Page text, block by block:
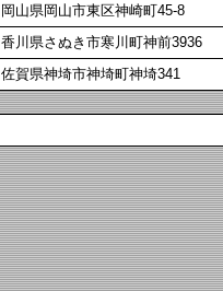
岡山県岡山市東区神崎町45-8
香川県さぬき市寒川町神前3936
佐賀県神埼市神埼町神埼341